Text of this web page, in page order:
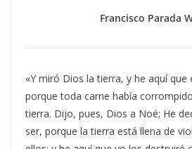
Francisco Parada
«Y miró Dios la tierra, y he aquí
porque toda carne había
tierra. Dijo, pues, Dios a Noé; He
ser, porque la tierra está llena de